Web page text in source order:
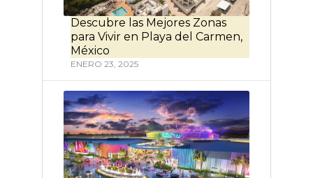
Descubre las Mejores Zonas
para Vivir en Playa del Carmen,
México
ENERO 23, 2025